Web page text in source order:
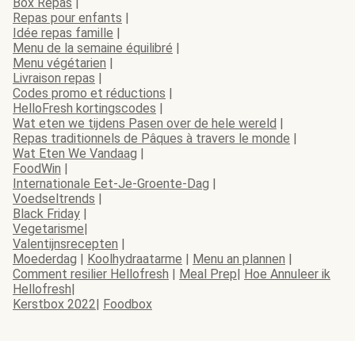
Repas pour enfants |
Idée repas famille |
Menu de la semaine équilibré |
Menu végétarien |
Livraison repas |
Codes promo et réductions |
HelloFresh kortingscodes |
Wat eten we tijdens Pasen over de hele wereld |
Repas traditionnels de Pâques à travers le monde |
Wat Eten We Vandaag |
FoodWin |
Internationale Eet-Je-Groente-Dag |
Voedseltrends |
Black Friday |
Vegetarisme|
Valentijnsrecepten |
Moederdag | Koolhydraatarme | Menu an plannen |
Comment resilier Hellofresh | Meal Prep| Hoe Annuleer ik
Hellofresh|
Kerstbox 2022| Foodbox